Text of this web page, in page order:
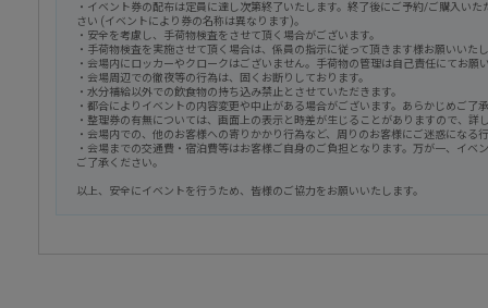
・イベント券の配布は定員に達し次第終了いたします。終了後にご予約/ご購入い
さい (イベントにより券の名称は異なります)。
・安全を考慮し、手荷物検査をさせて頂く場合がございます。
・手荷物検査を実施させて頂く場合は、係員の指示に従って頂きます様お願いいた
・会場内にロッカーやクロークはございません。手荷物の管理は自己責任にてお願
・会場周辺での徹夜等の行為は、固くお断りしております。
・水分補給以外での飲食物の持ち込み禁止とさせていただきます。
・都合によりイベントの内容変更や中止がある場合がございます。あらかじめご了
・整理券の有無については、画面上の表示と時差が生じることがありますので、詳
・会場内での、他のお客様への寄りかかり行為など、周りのお客様にご迷惑になる
・会場までの交通費・宿泊費等はお客様ご自身のご負担となります。万が一、イベ
ご了承ください。
以上、安全にイベントを行うため、皆様のご協力をお願いいたします。